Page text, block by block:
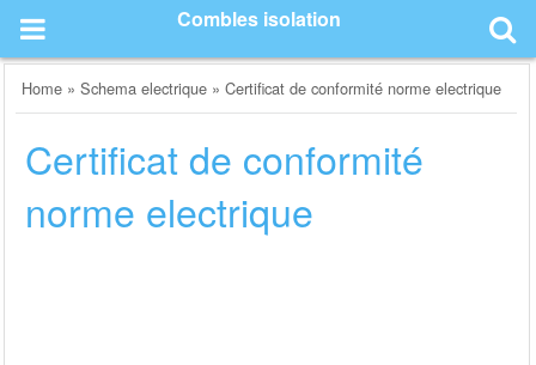
content
Combles isolation
Home »Schema electrique »Certificat de conformité norme electrique
Certificat de conformité
norme electrique